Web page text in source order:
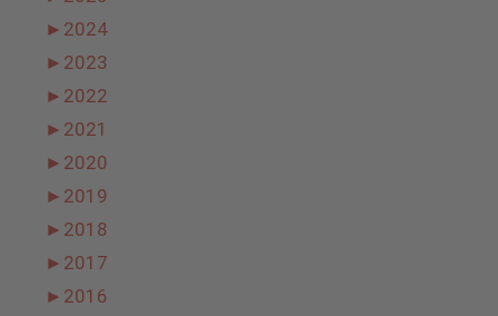
► 2024
► 2023
► 2022
► 2021
► 2020
► 2019
► 2018
► 2017
► 2016